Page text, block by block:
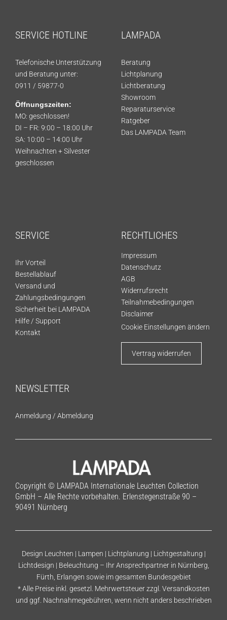
SERVICE HOTLINE
Telefonische Unterstützung
und Beratung unter:
0911 / 59877-0
Öffnungszeiten:
MO: geschlossen!
DI – FR: 9:00 – 18:00 Uhr
SA: 10:00 – 14:00 Uhr
Weihnachten + Silvester
geschlossen
LAMPADA
Beratung
Lichtplanung
Lichtberatung
Showroom
Reparaturservice
Ratgeber
Das LAMPADA Team
SERVICE
Ihr Vorteil
Bestellablauf
Versand und
Zahlungsbedingungen
Sicherheit bei LAMPADA
Hilfe / Support
Kontakt
RECHTLICHES
Impressum
Datenschutz
AGB
Widerrufsrecht
Teilnahmebedingungen
Disclaimer
Cookie Einstellungen ändern
Vertrag widerrufen
NEWSLETTER
Anmeldung / Abmeldung
Copyright © LAMPADA Internationale Leuchten Collection
GmbH – Alle Rechte vorbehalten. Erlenstegenstraße 90 –
90491 Nürnberg
Design Leuchten | Lampen | Lichtplanung | Lichtgestaltung |
Lichtdesign | Beleuchtung – Ihr Ansprechpartner in Nürnberg,
Fürth, Erlangen sowie im gesamten Bundesgebiet
* Alle Preise inkl. gesetzl. Mehrwertsteuer zzgl. Versandkosten
und ggf. Nachnahmegebühren, wenn nicht anders beschrieben